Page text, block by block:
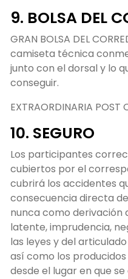
9. BOLSA DEL
GRAN BOLSA DEL
camiseta técnica
junto con el dorsal y lo
conseguir.
EXTRAORDINARIA POST
10. SEGURO
Los participantes
cubiertos por el
cubrirá los accidentes
consecuencia directa
nunca como derivación
latente, imprudencia,
las leyes y del
así como los
desde el lugar en que